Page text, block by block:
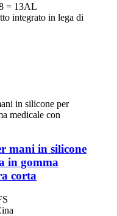
= 13AL
integrato in lega di
mani in silicone
in gomma
corta